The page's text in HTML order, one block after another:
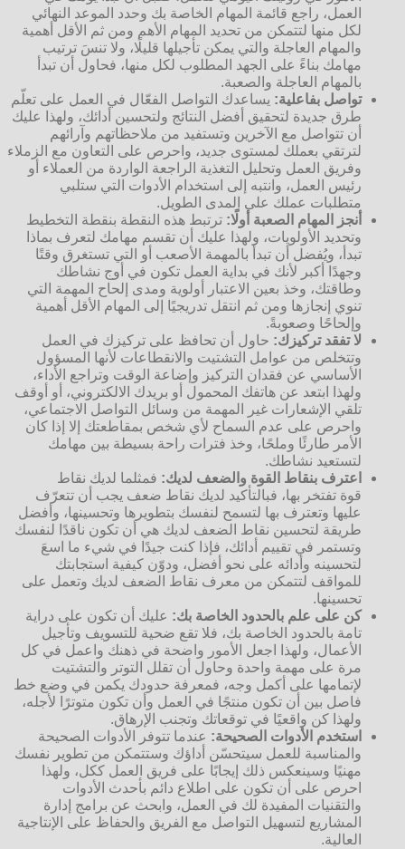
العمل، راجع قائمة المهام الخاصة بك وحدد الموعد النهائي
لكل منها لتتمكن من تحديد المهام الأهم ومن ثم الأقل أهمية
والمهام العاجلة والتي يمكن تأجيلها قليلًا، ولا تنسَ ترتيب
مهامك بناءً على الجهد المطلوب لكل منها، فحاول أن تبدأ
بالمهام العاجلة والصعبة.
تواصل بفاعلية: يساعدك التواصل الفعّال في العمل على تعلّم
طرق جديدة لتحقيق أفضل النتائج ولتحسين أدائك، ولهذا عليك
أن تتواصل مع الآخرين وتستفيد من ملاحظاتهم وآرائهم
لترتقي بعملك لمستوى جديد، واحرص على التعاون مع الزملاء
وفريق العمل وتحليل التغذية الراجعة الواردة من العملاء أو
رئيس العمل، وانتبه إلى استخدام الأدوات التي ستلبي
متطلبات عملك على المدى الطويل.
أنجز المهام الصعبة أولًا: ترتبط هذه النقطة بنقطة التخطيط
وتحديد الأولويات، ولهذا عليك أن تقسم مهامك لتعرف بماذا
تبدأ، ويُفضل أن تبدأ بالمهمة الأصعب أو التي تستغرق وقتًا
وجهدًا أكبر لأنك في بداية العمل تكون في أوج نشاطك
وطاقتك، وخذ بعين الاعتبار أولوية ومدى إلحاح المهمة التي
تنوي إنجازها ومن ثم انتقل تدريجيًا إلى المهام الأقل أهمية
وإلحاحًا وصعوبةً.
لا تفقد تركيزك: حاول أن تحافظ على تركيزك في العمل
وتتخلص من عوامل التشتيت والانقطاعات لأنها المسؤول
الأساسي عن فقدان التركيز وإضاعة الوقت وتراجع الأداء،
ولهذا ابتعد عن هاتفك المحمول أو بريدك الالكتروني، أو أوقف
تلقي الإشعارات غير المهمة من وسائل التواصل الاجتماعي،
واحرص على عدم السماح لأي شخص بمقاطعتك إلا إذا كان
الأمر طارئًا وملحًا، وخذ فترات راحة بسيطة بين مهامك
لتستعيد نشاطك.
اعترف بنقاط القوة والضعف لديك: فمثلما لديك نقاط
قوة تفتخر بها، فبالتأكيد لديك نقاط ضعف يجب أن تتعرّف
عليها وتعترف بها لتسمح لنفسك بتطويرها وتحسينها، وأفضل
طريقة لتحسين نقاط الضعف لديك هي أن تكون ناقدًا لنفسك
وتستمر في تقييم أدائك، فإذا كنت جيدًا في شيء ما اسعَ
لتحسينه وأدائه على نحو أفضل، ودوّن كيفية استجابتك
للمواقف لتتمكن من معرف نقاط الضعف لديك وتعمل على
تحسينها.
كن على علم بالحدود الخاصة بك: عليك أن تكون على دراية
تامة بالحدود الخاصة بك، فلا تقع ضحية للتسويف وتأجيل
الأعمال، ولهذا اجعل الأمور واضحة في ذهنك واعمل في كل
مرة على مهمة واحدة وحاول أن تقلل التوتر والتشتيت
لإتمامها على أكمل وجه، فمعرفة حدودك يكمن في وضع خط
فاصل بين أن تكون منتجًا في العمل وأن تكون متوترًا لأجله،
ولهذا كن واقعيًا في توقعاتك وتجنب الإرهاق.
استخدم الأدوات الصحيحة: عندما تتوفر الأدوات الصحيحة
والمناسبة للعمل سيتحسّن أداؤك وستتمكن من تطوير نفسك
مهنيًا وسينعكس ذلك إيجابًا على فريق العمل ككل، ولهذا
احرص على أن تكون على اطلاع دائم بأحدث الأدوات
والتقنيات المفيدة لك في العمل، وابحث عن برامج إدارة
المشاريع لتسهيل التواصل مع الفريق والحفاظ على الإنتاجية
العالية.